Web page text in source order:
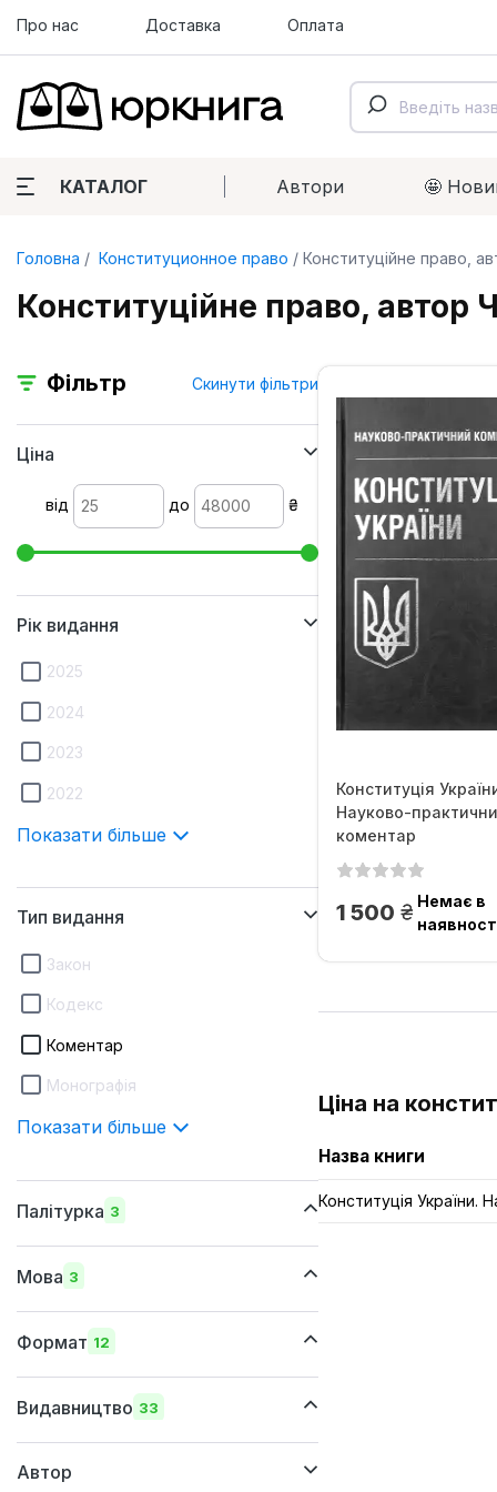
Про нас Доставка Оплата
КАТАЛОГ Автори 🤩
Головна Конституционное право Конституційне право,
Конституційне право, автор
Фільтр Скинути фільтри
Ціна
від до ₴
Рік видання
2025
2024
2023
2022
Показати більше
Тип видання
Закон
Кодекс
Коментар
Монографія
Показати більше
Палітурка 3
шкіряна
тверда
Мова 3
українська
англійська
Формат 12
150x205 мм
Видавництво 33
Автор
Конституція
Науково-
коментар
1 500 грн.
Немає в
Ціна на
Назва книги
Конституція України.